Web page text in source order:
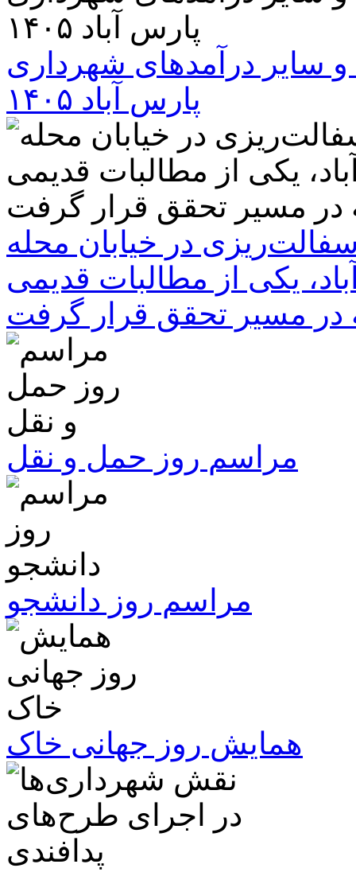
سایر درآمدهای شهرداری
پارس آباد ۱۴۰۵
در خیابان محله
یکی از مطالبات قدیمی
در مسیر تحقق قرار گرفت
مراسم روز حمل و نقل
مراسم روز دانشجو
همایش روز جهانی خاک